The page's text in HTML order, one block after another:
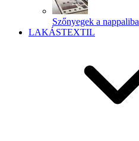
Szőnyegek a nappaliba
LAKÁSTEXTIL